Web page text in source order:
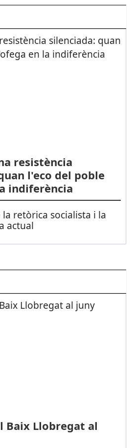
resistència
l'eco del poble
indiferència
retòrica socialista i la
actual
Baix Llobregat al